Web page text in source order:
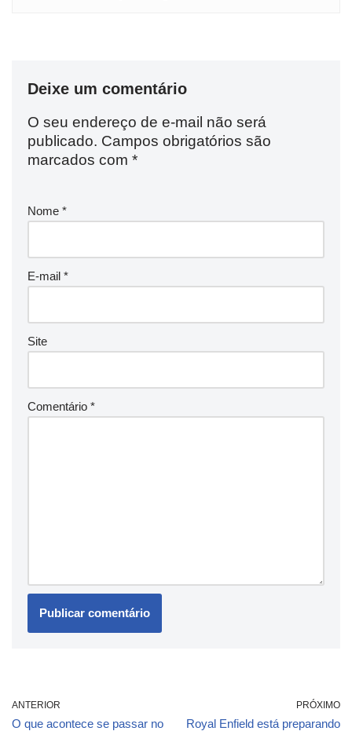
Deixe um comentário
O seu endereço de e-mail não será
publicado. Campos obrigatórios são
marcados com *
Nome *
E-mail *
Site
Comentário *
ANTERIOR
O que acontece se passar no
PRÓXIMO
Royal Enfield está preparando